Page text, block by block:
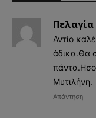
Αντίο
άδικα.Θα
Μυτιλήνη.
Απάντηση